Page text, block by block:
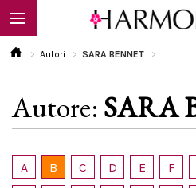
EBOOK
LIBRI
Autori SARA BENNET
Autore: SARA
A B C D E F